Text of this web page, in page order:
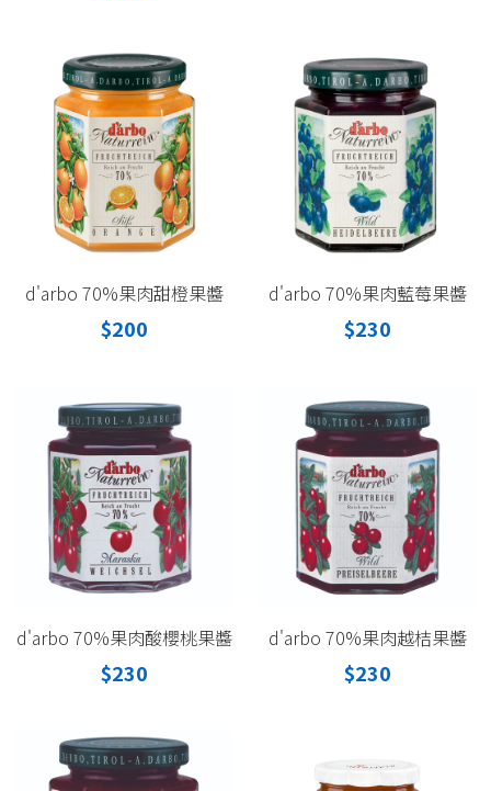
d'arbo 70%果肉甜橙果醬
$200
d'arbo 70%果肉藍莓果醬
$230
d'arbo 70%果肉酸櫻桃果醬
$230
d'arbo 70%果肉越桔果醬
$230